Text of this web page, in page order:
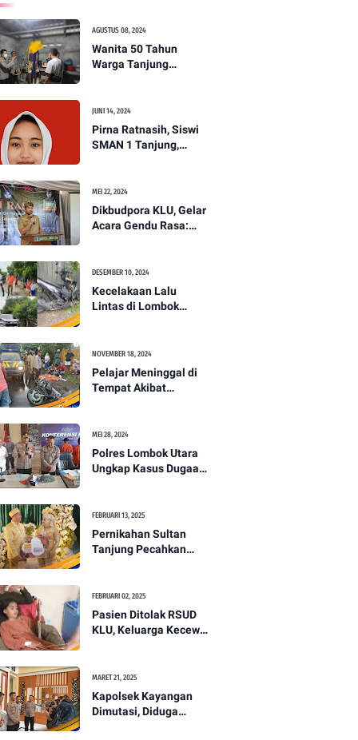
AGUSTUS 08, 2024
Wanita 50 Tahun
Warga Tanjung
JUNI 14, 2024
Pirna Ratnasih, Siswi
SMAN 1 Tanjung,
Paskibraka Tingkat
Nasional
MEI 22, 2024
Dikbudpora KLU, Gelar
Acara Gendu Rasa:
Masyarakat Dayan
Gunung
DESEMBER 10, 2024
Kecelakaan Lalu
Lintas di Lombok
PENANTB
NOVEMBER 18, 2024
Pelajar Meninggal di
Tempat Akibat
Utara -PENANTB
MEI 28, 2024
Polres Lombok Utara
Ungkap Kasus Dugaan
Gantung Diri
FEBRUARI 13, 2025
Pernikahan Sultan
Tanjung Pecahkan
PENANTB
FEBRUARI 02, 2025
Pasien Ditolak RSUD
KLU, Keluarga Kecewa
MARET 21, 2025
Kapolsek Kayangan
Dimutasi, Diduga